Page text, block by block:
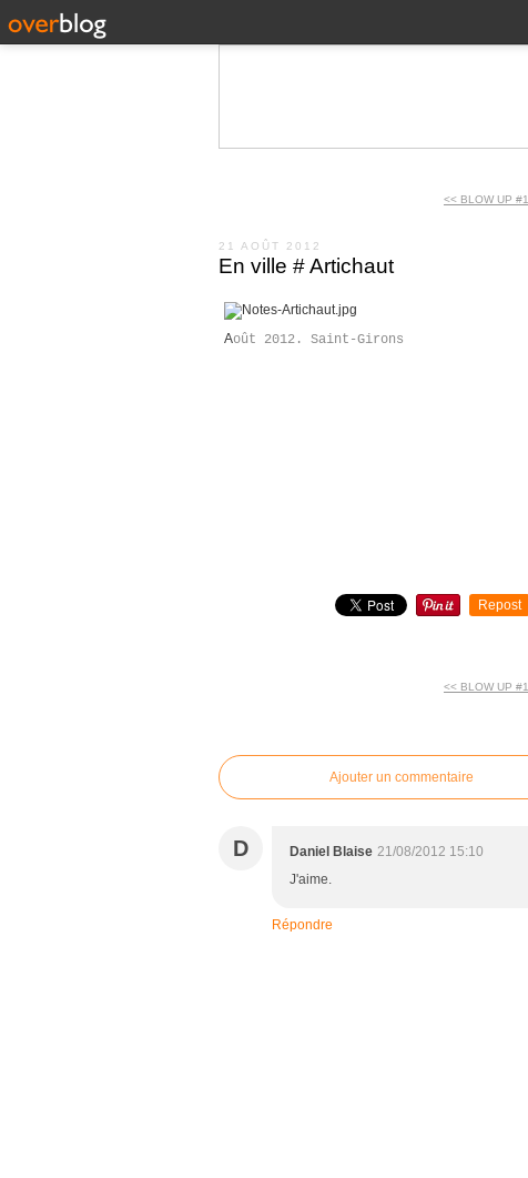
<< BLOW UP #1
21 AOÛT 2012
En ville # Artichaut
Août 2012. Saint-Girons
Repost
<< BLOW UP #1
Ajouter un commentaire
D Daniel Blaise 21/08/2012 15:10
J'aime.
Répondre